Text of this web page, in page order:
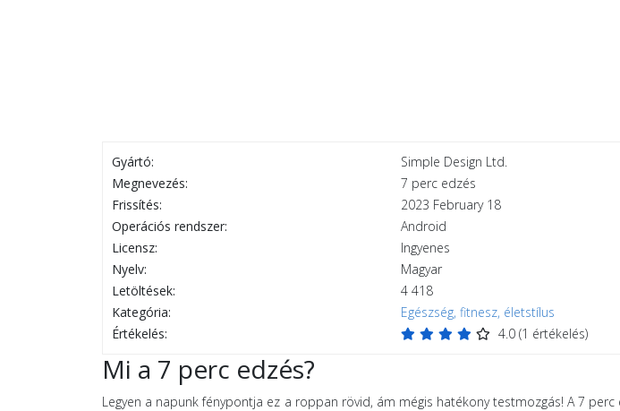
Gyártó:
Simple Design Ltd.
Megnevezés:
7 perc edzés
Frissítés:
2023 February 18
Operációs rendszer:
Android
Licensz:
Ingyenes
Nyelv:
Magyar
Letöltések:
4 418
Kategória:
Egészség, fitnesz, életstílus
Értékelés:
4.0 (1 értékelés)
Mi a 7 perc edzés?
Legyen a napunk fénypontja ez a roppan rövid, ám mégis hatékony testmozgás! A 7